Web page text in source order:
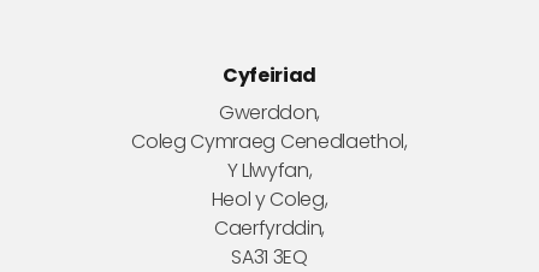
Cyfeiriad
Gwerddon,
Coleg Cymraeg Cenedlaethol,
Y Llwyfan,
Heol y Coleg,
Caerfyrddin,
SA31 3EQ